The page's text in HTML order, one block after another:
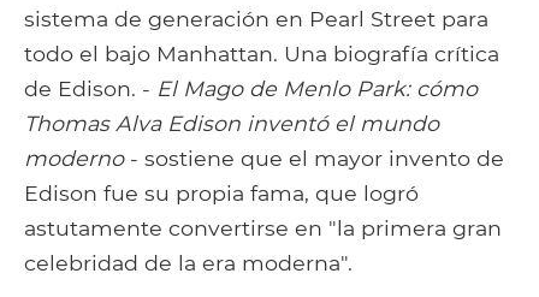
sistema de generación en Pearl Street para
todo el bajo Manhattan. Una biografía crítica
de Edison. - El Mago de Menlo Park: cómo
Thomas Alva Edison inventó el mundo
moderno- sostiene que el mayor invento de
Edison fue su propia fama, que logró
astutamente convertirse en "la primera gran
celebridad de la era moderna".